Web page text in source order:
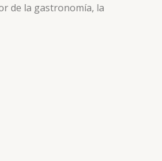
de la gastronomía, la